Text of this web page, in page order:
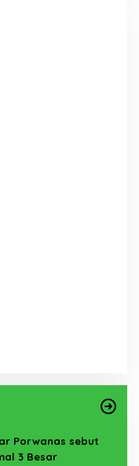
Porwanas sebut
3 Besar